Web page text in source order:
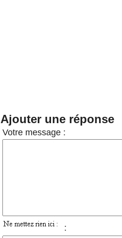
Ajouter une réponse
Votre message :
: